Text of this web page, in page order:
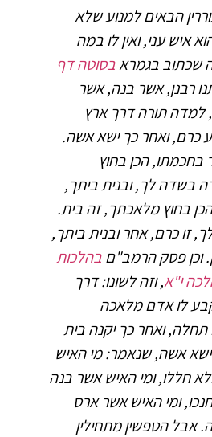
הבאים למנוע שלא
איש עני, ואין לו במה
שכתוב בגמראבסוטה דף
רבנן, אשר בנה, אשר
תורה דרך ארץ
כרם, ואחר כך ישא אשה.
הכן בחוץ
בשדה לך, ובנית ביתך,
בחוץ מלאכתך, זה בית.
זו כרם, אחר ובנית ביתך,
וכן פסק הרמב"םבהלכות
י"א, וזה לשונו: דרך
לו אדם מלאכה
ואחר כך יקנה בית
ישא אשה, שנאמר: מי האיש
חללו, ומי האיש אשר בנה
ומי האיש אשר ארס
אבל הטפשין מתחילין